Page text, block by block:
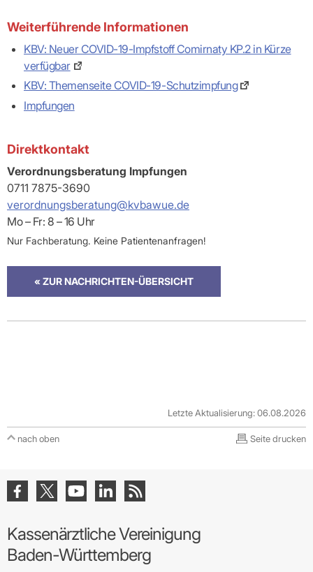
Weiterführende Informationen
KBV: Neuer COVID-19-Impfstoff Comirnaty KP.2 in Kürze
verfügbar
KBV: Themenseite COVID-19-Schutzimpfung
Impfungen
Direktkontakt
Verordnungsberatung Impfungen
0711 7875-3690
verordnungsberatung@kvbawue.de
Mo – Fr: 8 – 16 Uhr
Nur Fachberatung. Keine Patientenanfragen!
« ZUR NACHRICHTEN-ÜBERSICHT
Letzte Aktualisierung: 06.08.2026
nach oben Seite drucken
Kassenärztliche Vereinigung
Baden-Württemberg